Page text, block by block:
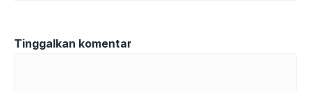
Tinggalkan komentar